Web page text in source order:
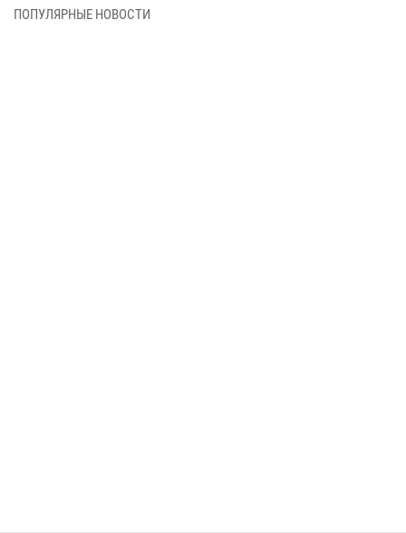
Военнослужащие по призыву из Архангельской области приняли
ПОПУЛЯРНЫЕ НОВОСТИ